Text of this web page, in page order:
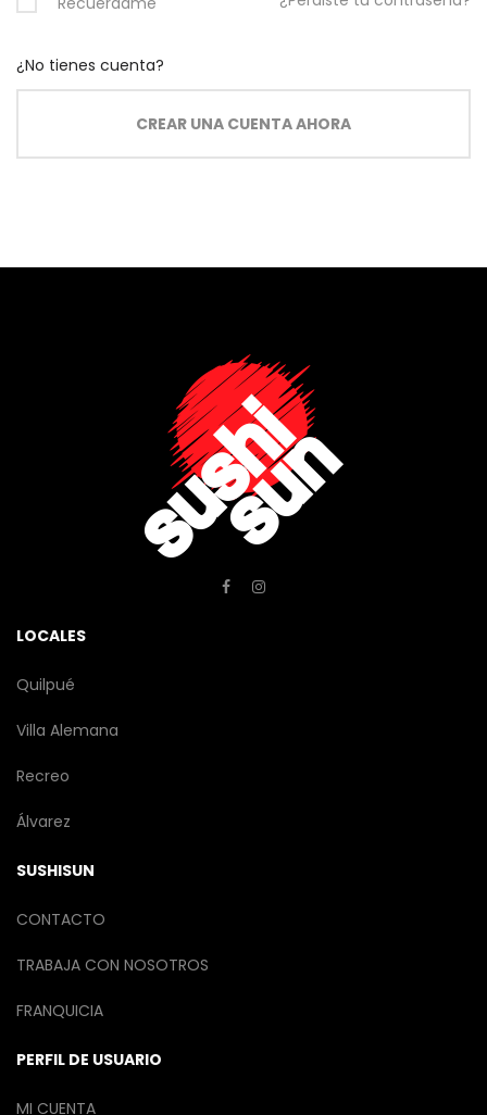
¿No tienes cuenta?
CREAR UNA CUENTA AHORA
LOCALES
Quilpué
Villa Alemana
Recreo
Álvarez
SUSHISUN
CONTACTO
TRABAJA CON NOSOTROS
FRANQUICIA
PERFIL DE USUARIO
MI CUENTA